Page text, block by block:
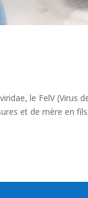
le FelV (Virus
et de mère en